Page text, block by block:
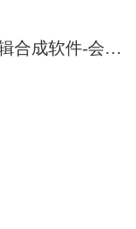
好用的视频剪辑合成软件-会声会影